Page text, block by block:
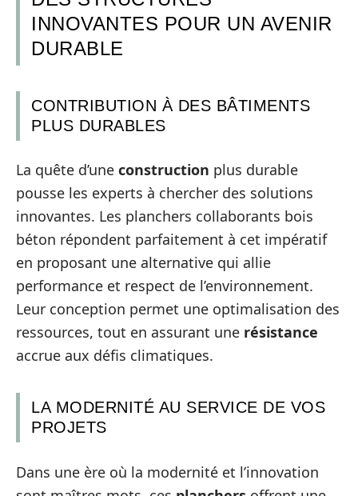
INNOVANTES POUR UN AVENIR
DURABLE
CONTRIBUTION À DES BÂTIMENTS
PLUS DURABLES
La quête d’une construction plus durable
pousse les experts à chercher des solutions
innovantes. Les planchers collaborants bois
béton répondent parfaitement à cet impératif
en proposant une alternative qui allie
performance et respect de l’environnement.
Leur conception permet une optimalisation des
ressources, tout en assurant une résistance
accrue aux défis climatiques.
LA MODERNITÉ AU SERVICE DE VOS
PROJETS
Dans une ère où la modernité et l’innovation